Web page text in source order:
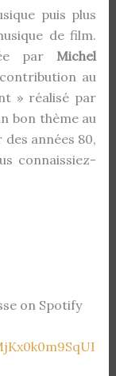
puis plus
de film.
par Michel
au
» réalisé par
bon thème au
années 80,
connaissiez-
on Spotify